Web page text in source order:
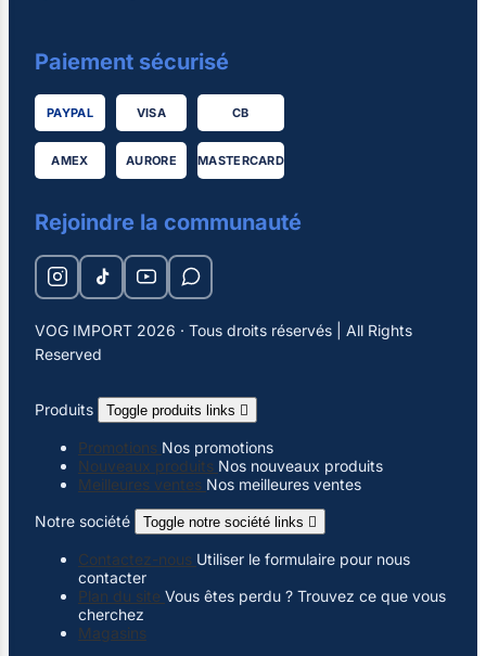
Paiement sécurisé
PAYPAL VISA CB
AMEX AURORE MASTERCARD
Rejoindre la communauté
VOG IMPORT 2026 · Tous droits réservés | All Rights
Reserved
Produits Toggle produits links 
Promotions Nos promotions
Nouveaux produits Nos nouveaux produits
Meilleures ventes Nos meilleures ventes
Notre société
Toggle notre société links 
Contactez-nous Utiliser le formulaire pour nous
contacter
Plan du site Vous êtes perdu ? Trouvez ce que vous
cherchez
Magasins